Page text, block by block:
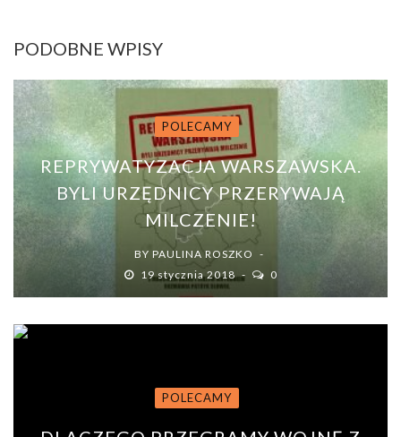
PODOBNE WPISY
POLECAMY
REPRYWATYZACJA WARSZAWSKA.
BYLI URZĘDNICY PRZERYWAJĄ
MILCZENIE!
BY PAULINA ROSZKO
19 stycznia 2018
0
POLECAMY